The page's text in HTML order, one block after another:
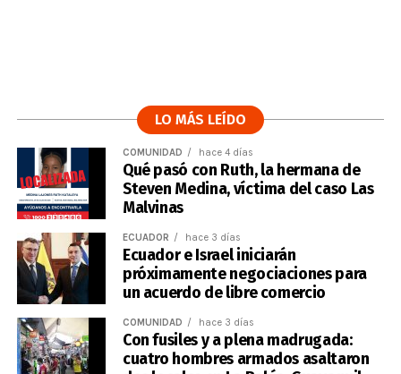
LO MÁS LEÍDO
COMUNIDAD hace 4 días
Qué pasó con Ruth, la hermana de
Steven Medina, víctima del caso Las
Malvinas
ECUADOR hace 3 días
Ecuador e Israel iniciarán
próximamente negociaciones para
un acuerdo de libre comercio
COMUNIDAD hace 3 días
Con fusiles y a plena madrugada:
cuatro hombres armados asaltaron